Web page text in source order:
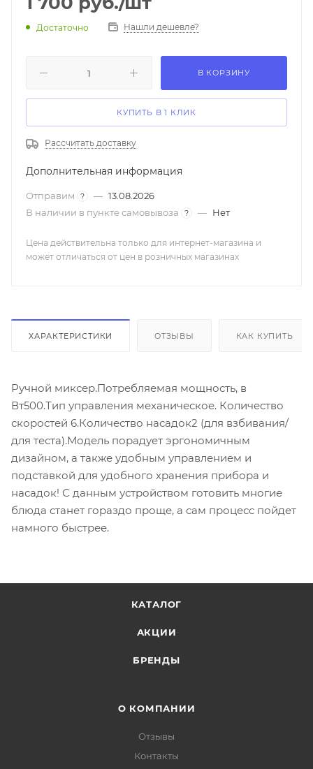
проще, а сам процесс пойдет намного быстрее.
Достаточно Нашли дешевле?
В КОРЗИНУ
КУПИТЬ В 1 КЛИК
Рассчитать доставку
Дополнительная информация
Отправим ? — 13.08.2026
В наличии в пункте самовывоза
? — Нет
Цена действительна только для интернет-магазина и
может отличаться от цен в розничных магазинах
ХАРАКТЕРИСТИКИ ОТЗЫВЫ КАК КУПИТЬ
Ручной миксер.Потребляемая мощность, в
Вт500.Тип управления механическое. Количество
скоростей 6.Количество насадок2 (для взбивания/
для теста).Модель порадует эргономичным
дизайном, а также удобным управлением и
подставкой для удобного хранения прибора и
насадок! С данным устройством готовить многие
блюда станет гораздо проще, а сам процесс пойдет
намного быстрее.
КАТАЛОГ
АКЦИИ
БРЕНДЫ
О КОМПАНИИ
Отзывы
Контакты